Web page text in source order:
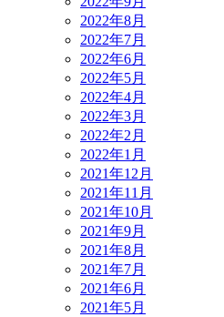
2022年8月
2022年7月
2022年6月
2022年5月
2022年4月
2022年3月
2022年2月
2022年1月
2021年12月
2021年11月
2021年10月
2021年9月
2021年8月
2021年7月
2021年6月
2021年5月